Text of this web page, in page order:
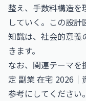
整え、手数料構造を
していく。この設
知識は、社会的意義
きます。
なお、関連テーマを
定 副業 在宅 2026
参考にしてください。